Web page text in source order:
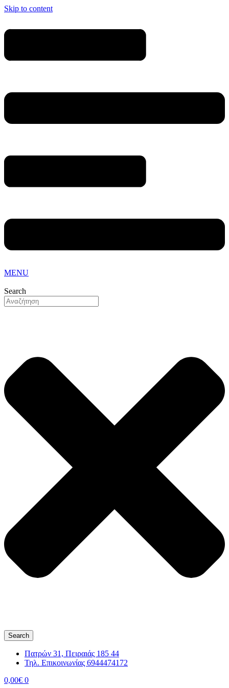
Skip to content
MENU
Search
Search
Πατρών 31, Πειραιάς 185 44
Τηλ. Επικοινωνίας 6944474172
0,00€ 0